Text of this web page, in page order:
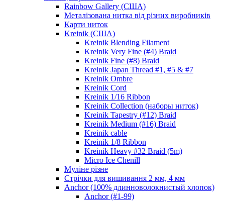
Rainbow Gallery (США)
Металізована нитка від різних виробників
Карти ниток
Kreinik (США)
Kreinik Blending Filament
Kreinik Very Fine (#4) Braid
Kreinik Fine (#8) Braid
Kreinik Japan Thread #1, #5 & #7
Kreinik Ombre
Kreinik Cord
Kreinik 1/16 Ribbon
Kreinik Collection (наборы ниток)
Kreinik Tapestry (#12) Braid
Kreinik Medium (#16) Braid
Kreinik cable
Kreinik 1/8 Ribbon
Kreinik Heavy #32 Braid (5m)
Micro Ice Chenill
Муліне різне
Стрічки для вишивання 2 мм, 4 мм
Anchor (100% длинноволокнистый хлопок)
Anchor (#1-99)